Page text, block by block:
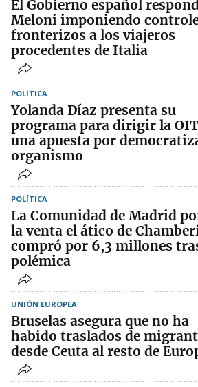
El Gobierno español
Meloni imponiendo
fronterizos a los viajeros
procedentes de Italia
POLÍTICA
Yolanda Díaz presenta su
programa para dirigir la
una apuesta por
organismo
POLÍTICA
La Comunidad de Madrid
la venta el ático de
compró por 6,3 millones
polémica
UNIÓN EUROPEA
Bruselas asegura que no ha
habido traslados de
desde Ceuta al resto de